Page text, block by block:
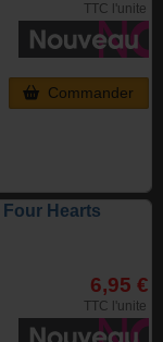
TTC l'unite
Commander
Hearts
6,95 €
TTC l'unite